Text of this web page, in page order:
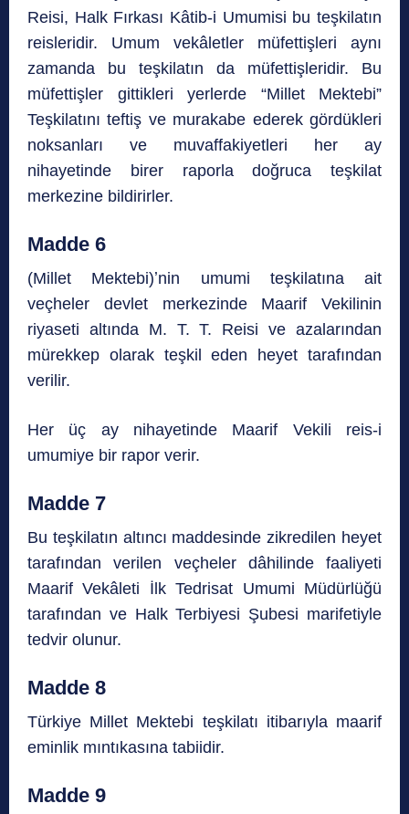
Reisi, Halk Fırkası Kâtib-i Umumisi bu teşkilatın
reisleridir. Umum vekâletler müfettişleri aynı
zamanda bu teşkilatın da müfettişleridir. Bu
müfettişler gittikleri yerlerde “Millet Mektebi”
Teşkilatını teftiş ve murakabe ederek gördükleri
noksanları ve muvaffakiyetleri her ay
nihayetinde birer raporla doğruca teşkilat
merkezine bildirirler.
Madde 6
(Millet Mektebi)ʼnin umumi teşkilatına ait
veçheler devlet merkezinde Maarif Vekilinin
riyaseti altında M. T. T. Reisi ve azalarından
mürekkep olarak teşkil eden heyet tarafından
verilir.
Her üç ay nihayetinde Maarif Vekili reis-i
umumiye bir rapor verir.
Madde 7
Bu teşkilatın altıncı maddesinde zikredilen heyet
tarafından verilen veçheler dâhilinde faaliyeti
Maarif Vekâleti İlk Tedrisat Umumi Müdürlüğü
tarafından ve Halk Terbiyesi Şubesi marifetiyle
tedvir olunur.
Madde 8
Türkiye Millet Mektebi teşkilatı itibarıyla maarif
eminlik mıntıkasına tabiidir.
Madde 9